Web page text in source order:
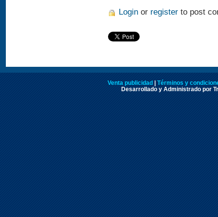
Login or register to post
Venta publicidad | Términos y
Desarrollado y Administrado por